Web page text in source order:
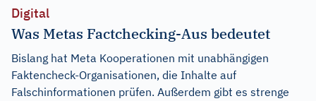
Digital
Was Metas Factchecking-Aus bedeutet
Bislang hat Meta Kooperationen mit unabhängigen
Faktencheck-Organisationen, die Inhalte auf
Falschinformationen prüfen. Außerdem gibt es strenge